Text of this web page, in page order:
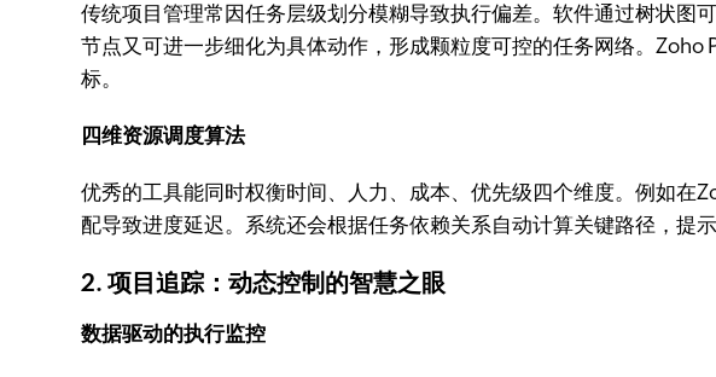
传统项目管理常因任务层级划分模糊导致执行偏差。软件通过树状图
节点又可进一步细化为具体动作，形成颗粒度可控的任务网络。
标。
四维资源调度算法
优秀的工具能同时权衡时间、人力、成本、优先级四个维度。例如在
配导致进度延迟。系统还会根据任务依赖关系自动计算关键路径，提
2. 项目追踪：动态控制的智慧之眼
数据驱动的执行监控